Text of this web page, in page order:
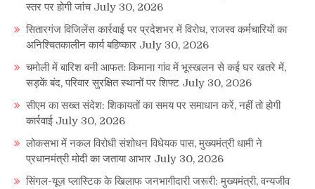
स्तर पर होगी जांच July 30, 2026
सितारगंज विजिलेंस कार्रवाई पर प्रदेशभर में विरोध, राजस्व कर्मचारियों का
अनिश्चितकालीन कार्य बहिष्कार July 30, 2026
चमोली में बारिश बनी आफत: किमाना गांव में भूस्खलन से कई घर खतरे में,
सड़कें बंद, परिवार सुरक्षित स्थानों पर शिफ्ट July 30, 2026
सीएम का सख्त संदेश: शिकायतों का समय पर समाधान करें, नहीं तो होगी
कार्रवाई July 30, 2026
लोकसभा में नकल विरोधी संशोधन विधेयक पास, मुख्यमंत्री धामी ने
प्रधानमंत्री मोदी का जताया आभार July 30, 2026
सिंगल-यूज़ प्लास्टिक के खिलाफ जनभागीदारी जरूरी: मुख्यमंत्री, वन्यजीव